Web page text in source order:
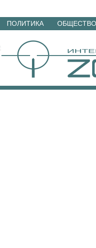
Перейти
материалам
ПОЛИТИКА ОБЩЕСТВО